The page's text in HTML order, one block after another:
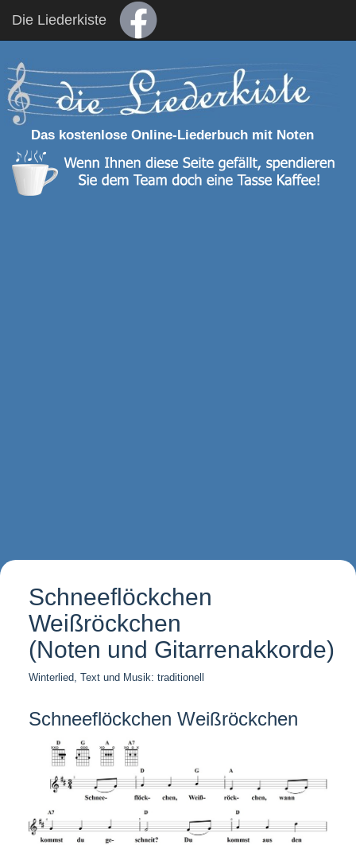
Die Liederkiste
Das kostenlose Online-Liederbuch mit Noten
Schneeflöckchen
Weißröckchen
(Noten und Gitarrenakkorde)
Winterlied, Text und Musik: traditionell
Schneeflöckchen Weißröckchen